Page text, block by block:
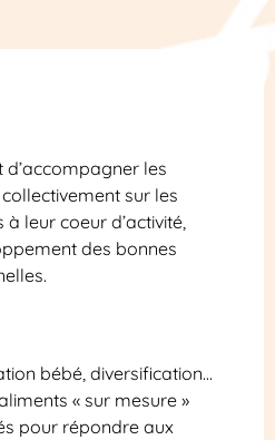
d’accompagner les
sur les
leur coeur d’activité,
des bonnes
bébé, diversification…
« sur mesure »
pour répondre aux